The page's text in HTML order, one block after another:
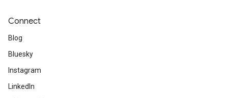
Connect
Blog
Bluesky
Instagram
LinkedIn